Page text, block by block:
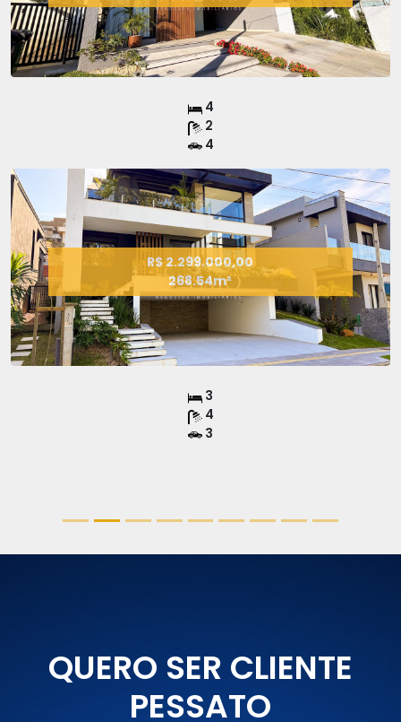
4
2
4
R$ 2.299.000,00
268.54m²
3
4
3
QUERO SER CLIENTE
PESSATO